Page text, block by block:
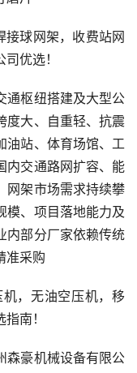
球网架，收费站网
优选！
枢纽搭建及大型公
度大、自重轻、抗震
油站、体育场馆、工
内交通路网扩容、能
网架市场需求持续攀
模、项目落地能力及
内部分厂家依赖传统
准采购
，无油空压机，移
南！
豪机械设备有限公